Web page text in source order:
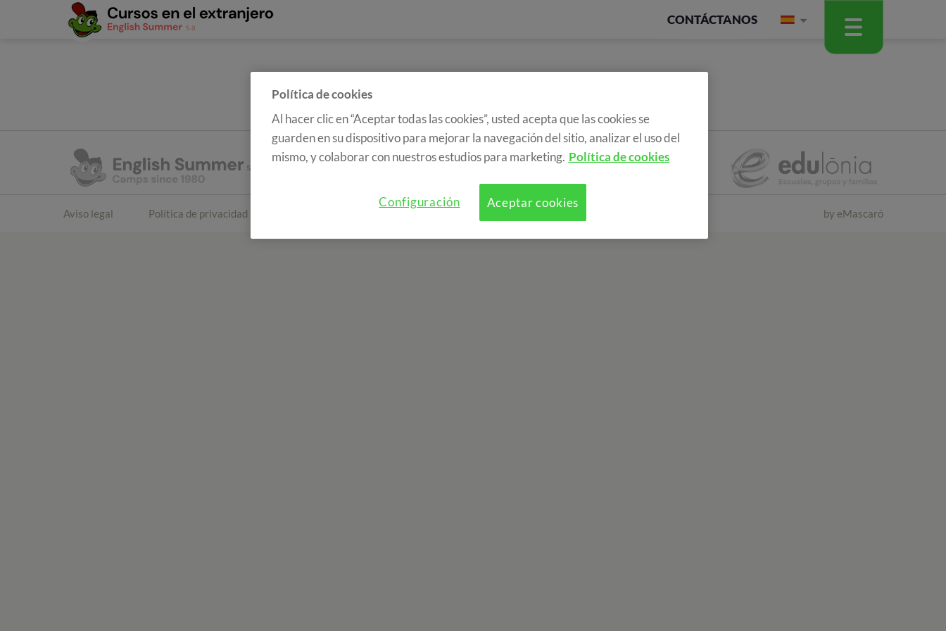
CONTÁCTANOS
Aviso legal Política de privacidad by eMascaró
Política de cookies
Al hacer clic en “Aceptar todas las cookies”, usted acepta que las cookies se
guarden en su dispositivo para mejorar la navegación del sitio, analizar el uso del
mismo, y colaborar con nuestros estudios para marketing. Política de cookies
Aceptar cookies
Configuración